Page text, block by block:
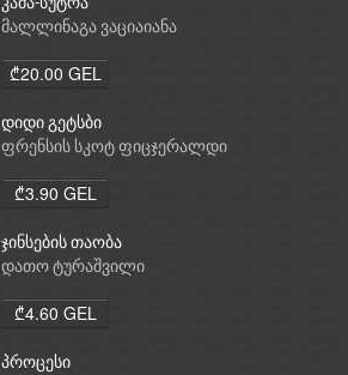
კამა-სუტრა
მალლინაგა ვაციაიანა
₾20.00 GEL
დიდი გეტსბი
ფრენსის სკოტ ფიცჯერალდი
₾3.90 GEL
ჯინსების თაობა
დათო ტურაშვილი
₾4.60 GEL
პროცესი